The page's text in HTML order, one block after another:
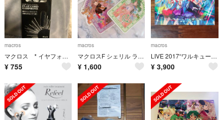
macros
マクロス * イヤフォン * フラットコードイヤフォン
¥ 755
macros
マクロスF シェリル ランカ スマホステッカー
¥ 1,600
macros
LIVE 2017“ワルキューレがとまらない”at 横浜アリーナ Blu-ray
¥ 3,900